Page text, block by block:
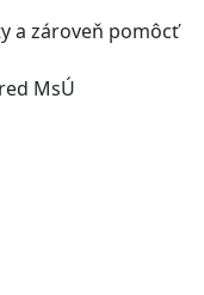
a zároveň pomôcť
MsÚ